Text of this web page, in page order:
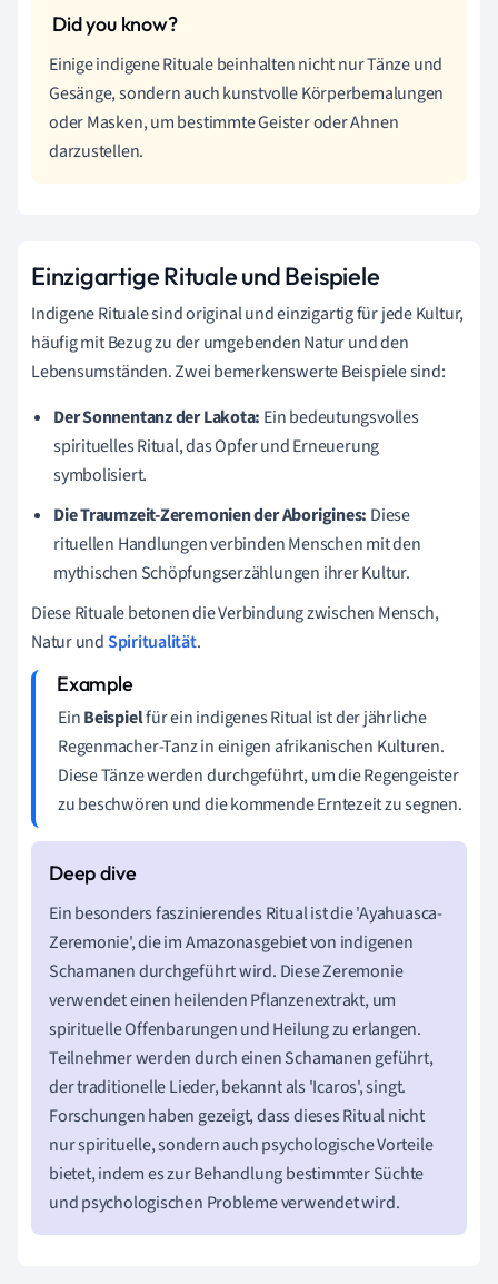
Einige indigene Rituale beinhalten nicht nur Tänze und
Gesänge, sondern auch kunstvolle Körperbemalungen
oder Masken, um bestimmte Geister oder Ahnen
darzustellen.
Einzigartige Rituale und Beispiele
Indigene Rituale sind original und einzigartig für jede Kultur,
häufig mit Bezug zu der umgebenden Natur und den
Lebensumständen. Zwei bemerkenswerte Beispiele sind:
Der Sonnentanz der Lakota: Ein bedeutungsvolles
spirituelles Ritual, das Opfer und Erneuerung
symbolisiert.
Die Traumzeit-Zeremonien der Aborigines: Diese
rituellen Handlungen verbinden Menschen mit den
mythischen Schöpfungserzählungen ihrer Kultur.
Diese Rituale betonen die Verbindung zwischen Mensch,
Natur undSpiritualität.
EinBeispielfür ein indigenes Ritual ist der jährliche
Regenmacher-Tanz in einigen afrikanischen Kulturen.
Diese Tänze werden durchgeführt, um die Regengeister
zu beschwören und die kommende Erntezeit zu segnen.
Ein besonders faszinierendes Ritual ist die 'Ayahuasca-
Zeremonie', die im Amazonasgebiet von indigenen
Schamanen durchgeführt wird. Diese Zeremonie
verwendet einen heilenden Pflanzenextrakt, um
spirituelle Offenbarungen und Heilung zu erlangen.
Teilnehmer werden durch einen Schamanen geführt,
der traditionelle Lieder, bekannt als 'Icaros', singt.
Forschungen haben gezeigt, dass dieses Ritual nicht
nur spirituelle, sondern auch psychologische Vorteile
bietet, indem es zur Behandlung bestimmter Süchte
und psychologischen Probleme verwendet wird.